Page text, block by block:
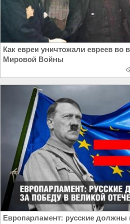
Как евреи уничтожали евреев во
Мировой Войны
Европарламент: русские должны